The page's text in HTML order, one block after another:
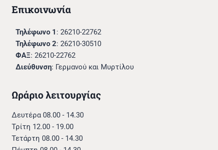
Επικοινωνία
Τηλέφωνο 1 : 26210-22762
Τηλέφωνο 2: 26210-30510
ΦΑΞ: 26210-22762
Διεύθυνση: Γερμανού και Μυρτίλου
Ωράριο λειτουργίας
Δευτέρα 08.00 - 14.30
Τρίτη 12.00 - 19.00
Τετάρτη 08.00 - 14.30